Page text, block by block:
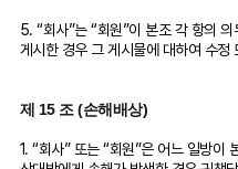
5. “회사”는 “회원”이 본조 각 항의
게시한 경우 그 게시물에 대하여 수정
제 15 조 (손해배상)
1. “회사” 또는 “회원”은 어느 일방이